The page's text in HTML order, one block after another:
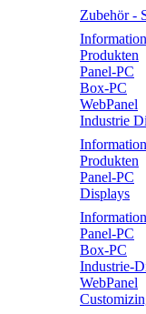
Zubehör -
Produkten
Panel-PC
Box-PC
WebPanel
Industrie
Produkten
Panel-PC
Displays
Panel-PC
Box-PC
Industrie-
WebPanel